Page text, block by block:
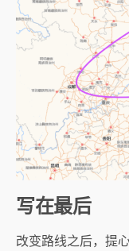
写在最后
改变路线之后，提